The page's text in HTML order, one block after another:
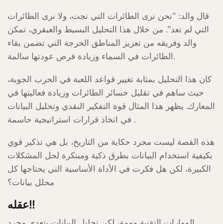
قال والد: “نحن نرى الطائرات التي نجت، ولا نرى الطائرات
التي لم تعد”. من خلال هذا التحليل البسيط والعبقري، تمكن
والد وفريقه من تعزيز المناطق الحرجة التي تضمن بقاء
الطائرات في السماء وزيادة فرص عودتها سالمة.
كان هذا التحليل بمثابة تغيير قواعد اللعبة في الحرب الجوية،
حيث ساهم في تقليل خسائر الطائرات وزيادة فعاليتها في
المعارك. يظهر هذا المثال قوة التفكير النقدي وتحليل البيانات
في اتخاذ قرارات استراتيجية حاسمة .
هذه القصة ليست مجرد حكاية من التاريخ، بل هي تذكير قوي
بكيفية استخدام البيانات بطرق ذكية ومبتكرة لحل المشكلات
الكبيرة، لكن هل فكرت في الأداة الأساسية التي يحتاجها كل
محلل بيانات؟
عقله!!